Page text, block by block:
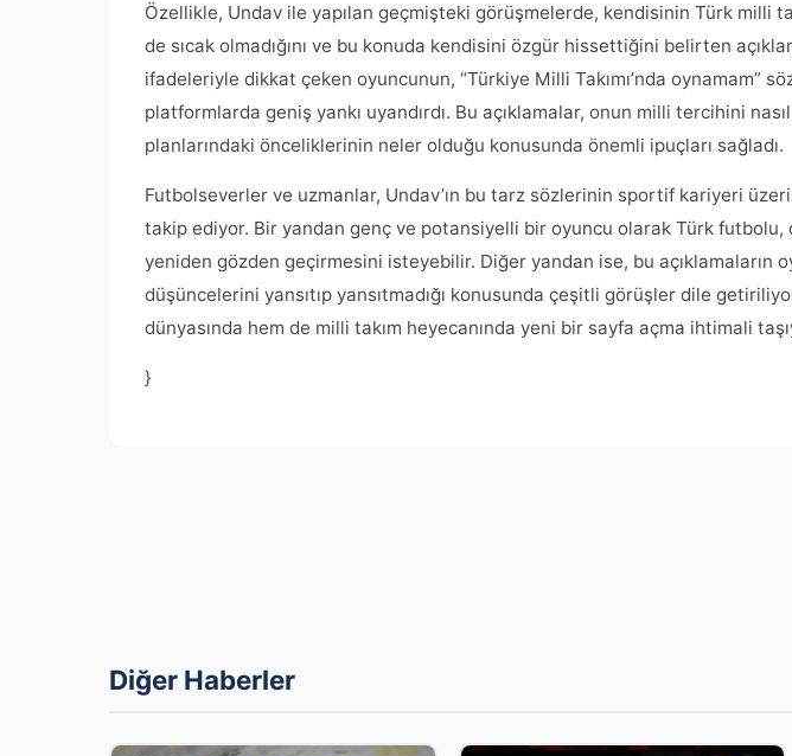
Özellikle, Undav ile yapılan geçmişteki görüşmelerde, kendisinin Türk milli
de sıcak olmadığını ve bu konuda kendisini özgür hissettiğini belirten
ifadeleriyle dikkat çeken oyuncunun, “Türkiye Milli Takımı’nda oynamam”
platformlarda geniş yankı uyandırdı. Bu açıklamalar, onun milli tercihini
planlarındaki önceliklerinin neler olduğu konusunda önemli ipuçları sağladı.
Futbolseverler ve uzmanlar, Undav’ın bu tarz sözlerinin sportif kariyeri
takip ediyor. Bir yandan genç ve potansiyelli bir oyuncu olarak Türk futbolu,
yeniden gözden geçirmesini isteyebilir. Diğer yandan ise, bu açıklamaların
düşüncelerini yansıtıp yansıtmadığı konusunda çeşitli görüşler dile
dünyasında hem de milli takım heyecanında yeni bir sayfa açma ihtimali
}
Diğer Haberler